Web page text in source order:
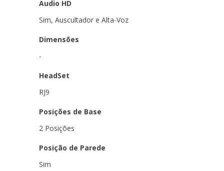
Audio HD
Sim, Auscultador e Alta-Voz
Dimensões
-
HeadSet
RJ9
Posições de Base
2 Posições
Posição de Parede
Sim